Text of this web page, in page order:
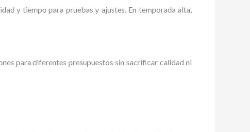
y tiempo para pruebas y ajustes. En temporada alta,
para diferentes presupuestos sin sacrificar calidad ni